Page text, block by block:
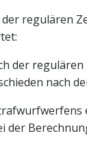
der regulären
der
nach
der